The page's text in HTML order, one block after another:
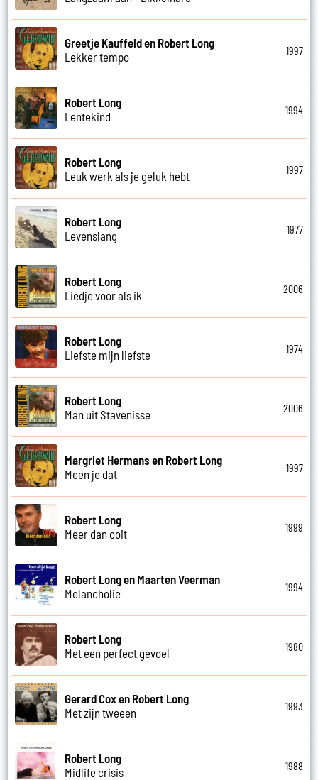
Greetje Kauffeld en Robert Long
Lekker tempo
1997
Robert Long
Lentekind
1994
Robert Long
Leuk werk als je geluk hebt
1997
Robert Long
Levenslang
1977
Robert Long
Liedje voor als ik
2006
Robert Long
Liefste mijn liefste
1974
Robert Long
Man uit Stavenisse
2006
Margriet Hermans en Robert Long
Meen je dat
1997
Robert Long
Meer dan ooit
1999
Robert Long en Maarten Veerman
Melancholie
1994
Robert Long
Met een perfect gevoel
1980
Gerard Cox en Robert Long
Met zijn tweeen
1993
Robert Long
Midlife crisis
1988